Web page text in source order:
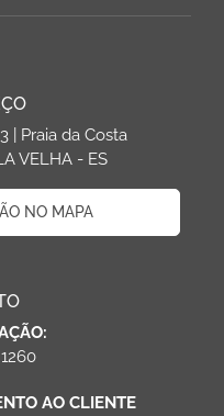
| Praia da Costa
VELHA - ES
NO MAPA
AO CLIENTE